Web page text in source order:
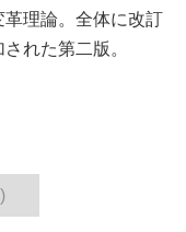
革理論。全体に改訂
れた第二版。